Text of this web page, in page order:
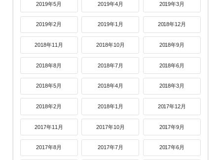
2019年5月 2019年4月 2019年3月
2019年2月 2019年1月 2018年12月
2018年11月 2018年10月 2018年9月
2018年8月 2018年7月 2018年6月
2018年5月 2018年4月 2018年3月
2018年2月 2018年1月 2017年12月
2017年11月 2017年10月 2017年9月
2017年8月 2017年7月 2017年6月